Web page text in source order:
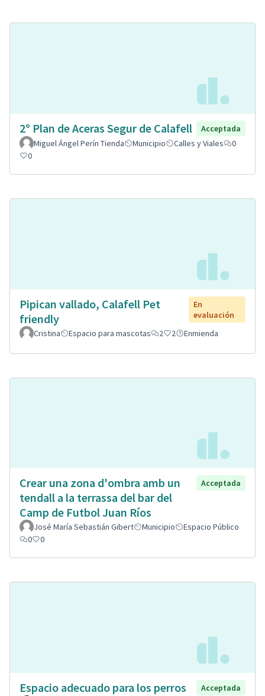
2º Plan de Aceras Segur de Calafell
Acceptada
Miguel Ángel Perín Tienda
Municipio Calles y Viales
0
0
Pipican vallado, Calafell Pet
friendly
En
evaluación
Cristina
Espacio para mascotas 2 2 Enmienda
Crear una zona d'ombra amb un
tendall a la terrassa del bar del
Camp de Futbol Juan Ríos
Acceptada
José María Sebastián Gibert Municipio
Espacio Público
0
0
Espacio adecuado para los perros
Acceptada